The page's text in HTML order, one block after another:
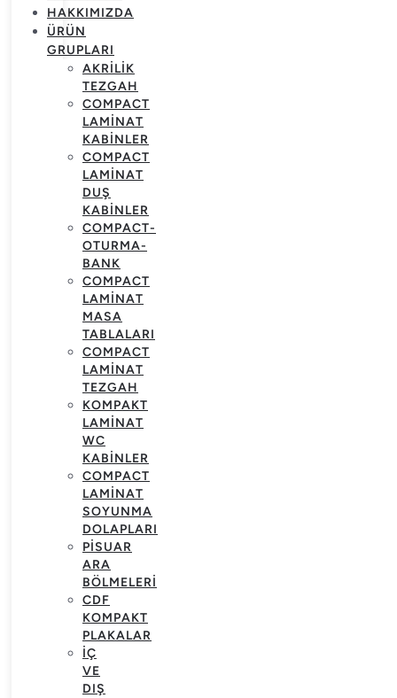
HAKKIMIZDA
ÜRÜN
GRUPLARI
AKRILIK
TEZGAH
COMPACT
LAMINAT
KABINLER
COMPACT
LAMINAT
DUŞ
KABINLER
COMPACT-
OTURMA-
BANK
COMPACT
LAMINAT
MASA
TABLALARI
COMPACT
LAMINAT
TEZGAH
KOMPAKT
LAMINAT
WC
KABINLER
COMPACT
LAMINAT
SOYUNMA
DOLAPLARI
PISUAR
ARA
BÖLMELERI
CDF
KOMPAKT
PLAKALAR
İÇ
VE
DIŞ